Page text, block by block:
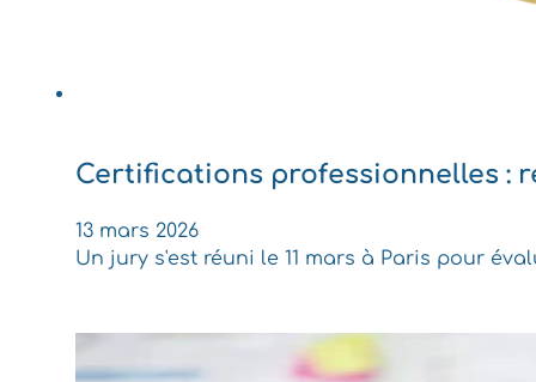
Certifications professionnelles :
13 mars 2026
Un jury s'est réuni le 11 mars à Paris pour